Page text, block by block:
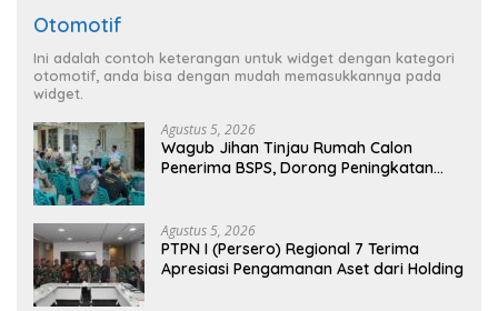
Otomotif
Ini adalah contoh keterangan untuk widget dengan kategori
otomotif, anda bisa dengan mudah memasukkannya pada
widget.
Agustus 5, 2026
Wagub Jihan Tinjau Rumah Calon
Penerima BSPS, Dorong Peningkatan
Agustus 5, 2026
PTPN I (Persero) Regional 7 Terima
Apresiasi Pengamanan Aset dari Holding